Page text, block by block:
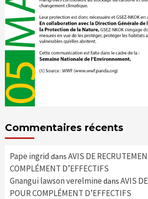
Commentaires récents
Pape ingrid dans AVIS DE
COMPLÉMENT D’EFFECTIFS
Gnangui lawson verelmine dans AVIS
POUR COMPLÉMENT D’EFFECTIFS